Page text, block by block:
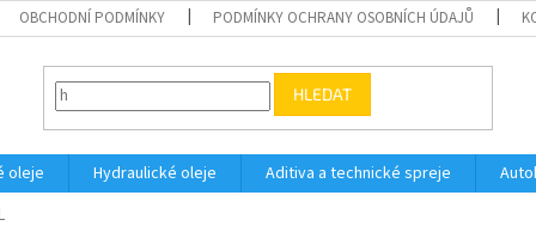
OBCHODNÍ PODMÍNKY PODMÍNKY OCHRANY OSOBNÍCH ÚDAJŮ
HLEDAT
oleje Hydraulické oleje Aditiva a technické spreje